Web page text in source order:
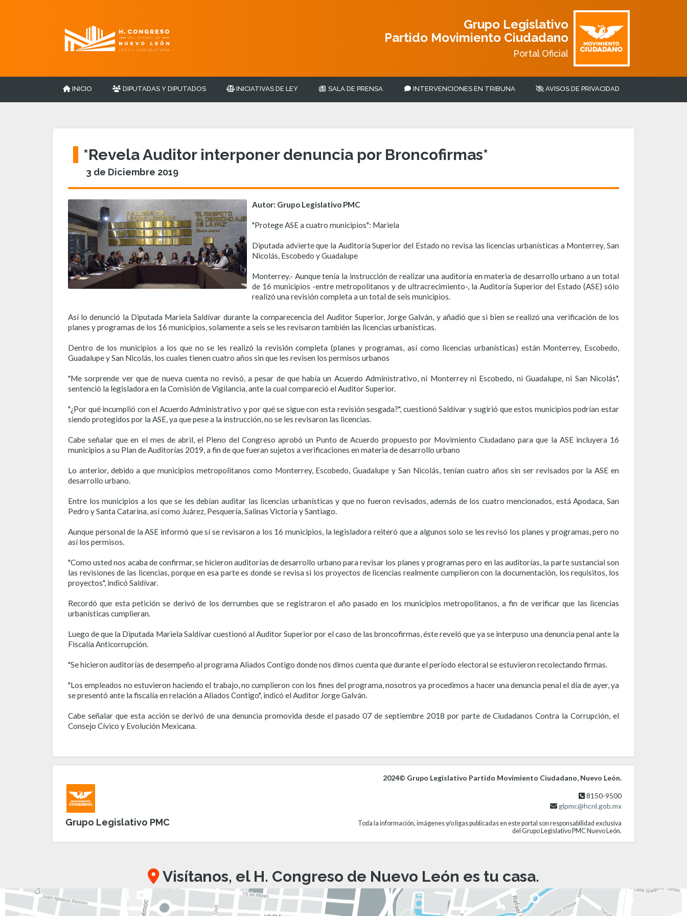
Grupo Legislativo
Partido Movimiento Ciudadano
Portal Oficial
INICIO DIPUTADAS Y DIPUTADOS INICIATIVAS DE LEY SALA DE PRENSA INTERVENCIONES EN TRIBUNA AVISOS DE PRIVACIDAD
*Revela Auditor interponer denuncia por Broncofirmas*
3 de Diciembre 2019
Autor: Grupo Legislativo PMC
"Protege ASE a cuatro municipios": Mariela
Diputada advierte que la Auditoría Superior del Estado no revisa las licencias urbanísticas a Monterrey, San
Nicolás, Escobedo y Guadalupe
Monterrey.- Aunque tenía la instrucción de realizar una auditoría en materia de desarrollo urbano a un total
de 16 municipios -entre metropolitanos y de ultracrecimiento-, la Auditoría Superior del Estado (ASE) sólo
realizó una revisión completa a un total de seis municipios.
Así lo denunció la Diputada Mariela Saldívar durante la comparecencia del Auditor Superior, Jorge Galván, y añadió que si bien se realizó una verificación de los
planes y programas de los 16 municipios, solamente a seis se les revisaron también las licencias urbanísticas.
Dentro de los municipios a los que no se les realizó la revisión completa (planes y programas, así como licencias urbanísticas) están Monterrey, Escobedo,
Guadalupe y San Nicolás, los cuales tienen cuatro años sin que les revisen los permisos urbanos
"Me sorprende ver que de nueva cuenta no revisó, a pesar de que había un Acuerdo Administrativo, ni Monterrey ni Escobedo, ni Guadalupe, ni San Nicolás",
sentenció la legisladora en la Comisión de Vigilancia, ante la cual compareció el Auditor Superior.
"¿Por qué incumplió con el Acuerdo Administrativo y por qué se sigue con esta revisión sesgada?", cuestionó Saldívar y sugirió que estos municipios podrían estar
siendo protegidos por la ASE, ya que pese a la instrucción, no se les revisaron las licencias.
Cabe señalar que en el mes de abril, el Pleno del Congreso aprobó un Punto de Acuerdo propuesto por Movimiento Ciudadano para que la ASE incluyera 16
municipios a su Plan de Auditorías 2019, a fin de que fueran sujetos a verificaciones en materia de desarrollo urbano
Lo anterior, debido a que municipios metropolitanos como Monterrey, Escobedo, Guadalupe y San Nicolás, tenían cuatro años sin ser revisados por la ASE en
desarrollo urbano.
Entre los municipios a los que se les debían auditar las licencias urbanísticas y que no fueron revisados, además de los cuatro mencionados, está Apodaca, San
Pedro y Santa Catarina, así como Juárez, Pesquería, Salinas Victoria y Santiago.
Aunque personal de la ASE informó que sí se revisaron a los 16 municipios, la legisladora reiteró que a algunos solo se les revisó los planes y programas, pero no
así los permisos.
"Como usted nos acaba de confirmar, se hicieron auditorías de desarrollo urbano para revisar los planes y programas pero en las auditorías, la parte sustancial son
las revisiones de las licencias, porque en esa parte es donde se revisa si los proyectos de licencias realmente cumplieron con la documentación, los requisitos, los
proyectos", indicó Saldívar.
Recordó que esta petición se derivó de los derrumbes que se registraron el año pasado en los municipios metropolitanos, a fin de verificar que las licencias
urbanísticas cumplieran.
Luego de que la Diputada Mariela Saldívar cuestionó al Auditor Superior por el caso de las broncofirmas, éste reveló que ya se interpuso una denuncia penal ante la
Fiscalía Anticorrupción.
"Se hicieron auditorías de desempeño al programa Aliados Contigo donde nos dimos cuenta que durante el período electoral se estuvieron recolectando firmas.
"Los empleados no estuvieron haciendo el trabajo, no cumplieron con los fines del programa, nosotros ya procedimos a hacer una denuncia penal el día de ayer, ya
se presentó ante la fiscalía en relación a Aliados Contigo", indicó el Auditor Jorge Galván.
Cabe señalar que esta acción se derivó de una denuncia promovida desde el pasado 07 de septiembre 2018 por parte de Ciudadanos Contra la Corrupción, el
Consejo Cívico y Evolución Mexicana.
Grupo Legislativo PMC
2024© Grupo Legislativo Partido Movimiento Ciudadano, Nuevo León.
8150-9500
glpmc@hcnl.gob.mx
Toda la información, imágenes y/o ligas publicadas en este portal son responsabilidad exclusiva
del Grupo Legislativo PMC Nuevo León.
Visítanos, el H. Congreso de Nuevo León es tu casa.